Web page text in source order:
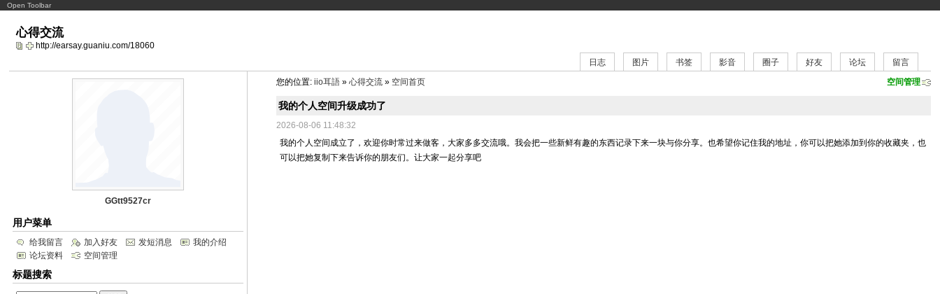
心得交流
http://earsay.guaniu.com/18060
日志
图片 书签 影音 圈子 好友 论坛
留言
空间管理
您的位置:iio耳語 »心得交流 » 空间首页
我的个人空间升级成功了
2026-08-06 11:48:32
我的个人空间成立了，欢迎你时常过来做客，大家多多交流哦。我会把一些新鲜有趣的东西记录下来一块与你分享。也希望你记住我的地址，你可以把她添加到你的收藏夹，也
可以把她复制下来告诉你的朋友们。让大家一起分享吧
GGtt9527cr
用户菜单
给我留言 加入好友 发短消息
我的介绍
论坛资料
空间管理
标题搜索
Open Toolbar